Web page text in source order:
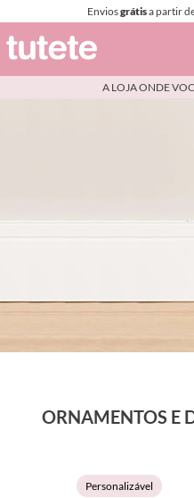
Enviosgrátisa partir
A LOJA ONDE
ORNAMENTOS E
Personalizável